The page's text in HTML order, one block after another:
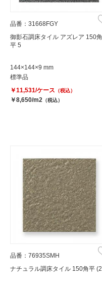
品番：31668FGY
御影石調床タイル アズレア 150角
平 5
144×144×9 mm
標準品
￥11,531/ケース （税込）
￥8,650/m2 （税込）
品番：76935SMH
ナチュラル調床タイル 150角平